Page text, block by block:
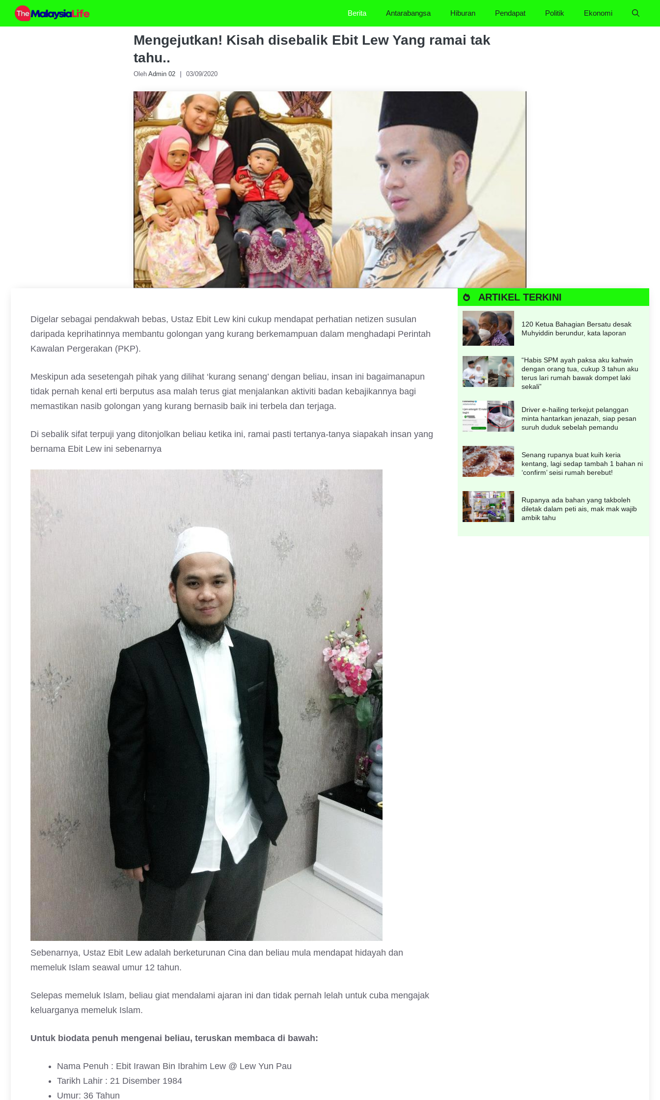
Skip
Berita Antarabangsa Hiburan Pendapat Politik Ekonomi
Mengejutkan! Kisah disebalik Ebit Lew Yang ramai tak
tahu..
Oleh Admin 02 03/09/2020
Digelar sebagai pendakwah bebas, Ustaz Ebit Lew kini cukup mendapat perhatian netizen susulan
daripada keprihatinnya membantu golongan yang kurang berkemampuan dalam menghadapi Perintah
Kawalan Pergerakan (PKP).
Meskipun ada sesetengah pihak yang dilihat ‘kurang senang’ dengan beliau, insan ini bagaimanapun
tidak pernah kenal erti berputus asa malah terus giat menjalankan aktiviti badan kebajikannya bagi
memastikan nasib golongan yang kurang bernasib baik ini terbela dan terjaga.
Di sebalik sifat terpuji yang ditonjolkan beliau ketika ini, ramai pasti tertanya-tanya siapakah insan yang
bernama Ebit Lew ini sebenarnya
Sebenarnya, Ustaz Ebit Lew adalah berketurunan Cina dan beliau mula mendapat hidayah dan
memeluk Islam seawal umur 12 tahun.
Selepas memeluk Islam, beliau giat mendalami ajaran ini dan tidak pernah lelah untuk cuba mengajak
keluarganya memeluk Islam.
Untuk biodata penuh mengenai beliau, teruskan membaca di bawah:
Nama Penuh : Ebit Irawan Bin Ibrahim Lew @ Lew Yun Pau
Tarikh Lahir : 21 Disember 1984
Umur: 36 Tahun
ARTIKEL TERKINI
120 Ketua Bahagian Bersatu desak
Muhyiddin berundur, kata laporan
“Habis SPM ayah paksa aku kahwin
dengan orang tua, cukup 3 tahun aku
terus lari rumah bawak dompet laki
sekali”
Driver e-hailing terkejut pelanggan
minta hantarkan jenazah, siap pesan
suruh duduk sebelah pemandu
Senang rupanya buat kuih keria
kentang, lagi sedap tambah 1 bahan ni
‘confirm’ seisi rumah berebut!
Rupanya ada bahan yang takboleh
diletak dalam peti ais, mak mak wajib
ambik tahu